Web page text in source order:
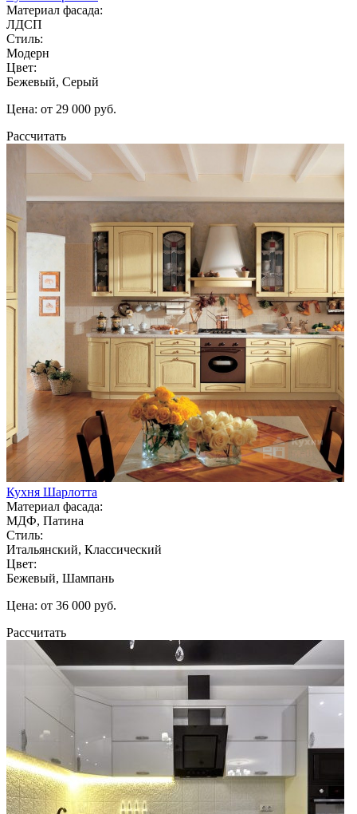
Материал фасада:
ЛДСП
Стиль:
Модерн
Цвет:
Бежевый, Серый
Цена: от 29 000 руб.
Рассчитать
Кухня Шарлотта
Материал фасада:
МДФ, Патина
Стиль:
Итальянский, Классический
Цвет:
Бежевый, Шампань
Цена: от 36 000 руб.
Рассчитать